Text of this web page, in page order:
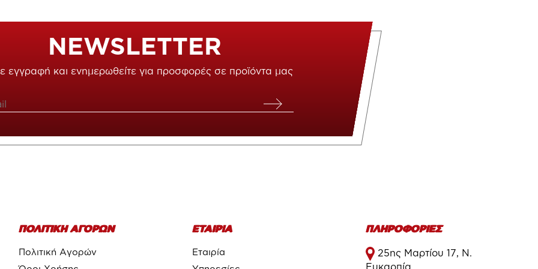
NEWSLETTER
εγγραφή και ενημερωθείτε για προσφορές σε προϊόντα μας
ΠΟΛΙΤΙΚΗ ΑΓΟΡΩΝ
Πολιτική Αγορών
ΕΤΑΙΡΙΑ
Εταιρία
ΠΛΗΡΟΦΟΡΙΕΣ
25ης Μαρτίου 17, Ν.
Ευκαρπία,